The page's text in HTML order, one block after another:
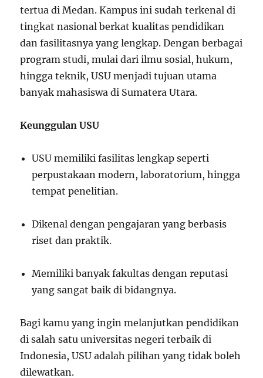
tertua di Medan. Kampus ini sudah terkenal di
tingkat nasional berkat kualitas pendidikan
dan fasilitasnya yang lengkap. Dengan berbagai
program studi, mulai dari ilmu sosial, hukum,
hingga teknik, USU menjadi tujuan utama
banyak mahasiswa di Sumatera Utara.
Keunggulan USU
USU memiliki fasilitas lengkap seperti
perpustakaan modern, laboratorium, hingga
tempat penelitian.
Dikenal dengan pengajaran yang berbasis
riset dan praktik.
Memiliki banyak fakultas dengan reputasi
yang sangat baik di bidangnya.
Bagi kamu yang ingin melanjutkan pendidikan
di salah satu universitas negeri terbaik di
Indonesia, USU adalah pilihan yang tidak boleh
dilewatkan.